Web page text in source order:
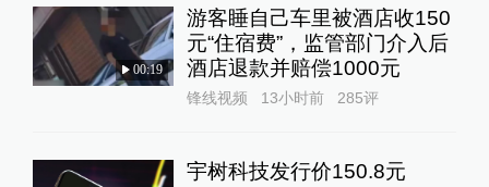
00:19
游客睡自己车里被酒店收150
元“住宿费”，监管部门介入后
酒店退款并赔偿1000元
锋线视频 13小时前 285评
宇树科技发行价150.8元